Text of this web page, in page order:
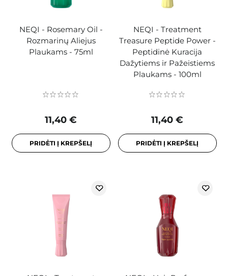
NEQI - Rosemary Oil -
Rozmarinų Aliejus
Plaukams - 75ml
11,40 €
PRIDĖTI Į KREPŠELĮ
NEQI - Treatment
Treasure Peptide Power -
Peptidinė Kuracija
Dažytiems ir Pažeistiems
Plaukams - 100ml
11,40 €
PRIDĖTI Į KREPŠELĮ